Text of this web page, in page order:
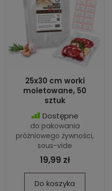
25x30 cm worki
moletowane, 50
sztuk
Dostępne
do pakowania
próżniowego żywności,
sous-vide
19,99 zł
Do koszyka